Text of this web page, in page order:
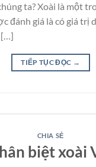
ta? Xoài là một
đánh giá là có giá trị
[…]
TIẾP TỤC ĐỌC →
CHIA SẺ
biệt xoài